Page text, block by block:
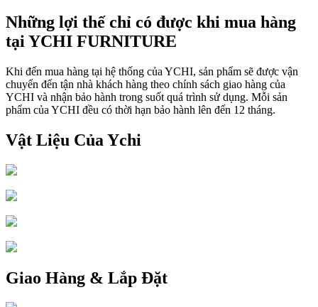
Những lợi thế chỉ có được khi mua hàng
tại YCHI FURNITURE
Khi đến mua hàng tại hệ thống của YCHI, sản phẩm sẽ được vận
chuyển đến tận nhà khách hàng theo chính sách giao hàng của
YCHI và nhận bảo hành trong suốt quá trình sử dụng. Mỗi sản
phẩm của YCHI đều có thời hạn bảo hành lên đến 12 tháng.
Vật Liệu Của Ychi
Giao Hàng & Lắp Đặt